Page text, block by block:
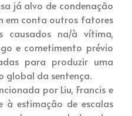
já alvo de condenação
em conta outros fatores
causados na/à vítima,
e cometimento prévio
para produzir uma
global da sentença.
por Liu, Francis e
à estimação de escalas